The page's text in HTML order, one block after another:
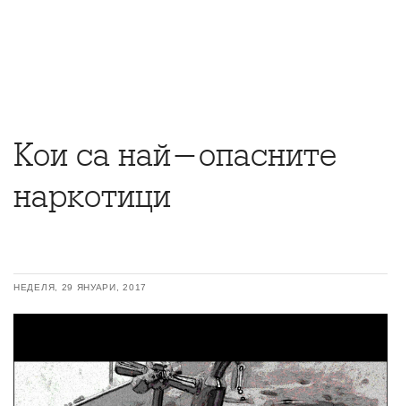
Кои са най-опасните
наркотици
НЕДЕЛЯ, 29 ЯНУАРИ, 2017